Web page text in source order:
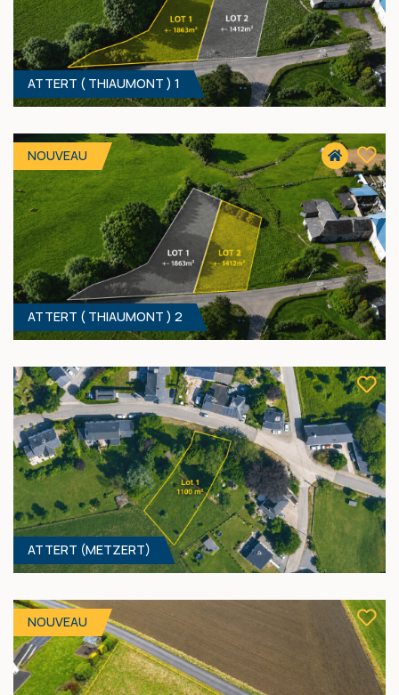
50 000 € HF*
160 000 € HF*
ATTERT ( THIAUMONT ) 1
140 000 € HF*
ATTERT ( THIAUMONT ) 2
NOUVEAU
ATTERT (METZERT)
NOUVEAU